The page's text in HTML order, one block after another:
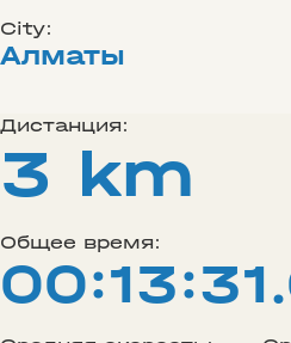
City:
Алматы
Дистанция:
3 km
Общее время: